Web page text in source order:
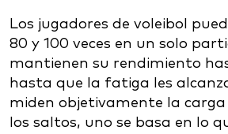
Los jugadores de voleibol
80 y 100 veces en un solo
mantienen su rendimiento
hasta que la fatiga les
miden objetivamente la
los saltos, uno se basa en lo